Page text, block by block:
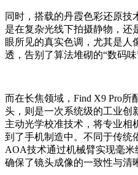
同时，搭载的丹霞色彩还原技
是在复杂光线下拍摄静物，还
眼所见的真实色调，尤其是人
透，告别了算法堆砌的“数码味
而在长焦领域，Find X9 Pro所
头，则是一次系统级的工业创
主动光学校准技术，将专业相
到了手机制造中。不同于传统
AOA技术通过机械臂实现毫米
确保了镜头成像的一致性与清